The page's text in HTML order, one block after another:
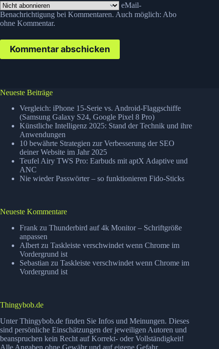
eMail-
Benachrichtigung bei Kommentaren. Auch möglich: Abo
ohne Kommentar.
Kommentar abschicken
Neueste Beiträge
Vergleich: iPhone 15-Serie vs. Android-Flaggschiffe
(Samsung Galaxy S24, Google Pixel 8 Pro)
Künstliche Intelligenz 2025: Stand der Technik und ihre
Anwendungen
10 bewährte Strategien zur Verbesserung der SEO
deiner Website im Jahr 2025
Teufel Airy TWS Pro: Earbuds mit aptX Adaptive und
ANC
Nie wieder Passwörter – so funktionieren Fido-Sticks
Neueste Kommentare
Frank zu Thunderbird auf 4k Monitor – Schriftgröße
anpassen
Albert zu Taskleiste verschwindet wenn Chrome im
Vordergrund ist
Sebastian zu Taskleiste verschwindet wenn Chrome im
Vordergrund ist
Thingybob.de
Unter Thingybob.de finden Sie Infos und Meinungen. Dieses
sind persönliche Einschätzungen der jeweiligen Autoren und
beanspruchen kein Recht auf Korrekt- oder Vollständigkeit!
Alle Angaben ohne Gewähr und auf eigene Gefahr.